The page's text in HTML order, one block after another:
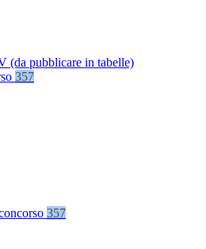
(da pubblicare in tabelle)
357
357